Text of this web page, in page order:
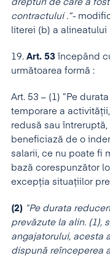
drepturi de care a
contractului .”-
literei (b) a alineatului
19. Art. 53 începând
următoarea formă :
Art. 53 – (1) ”Pe
temporare a
redusă sau
beneficiază de o
salarii, ce nu poate fi
bază corespunzător
excepţia situaţiilor
(2) ”Pe durata
prevăzute la alin. (1),
angajatorului, acesta
dispună reînceperea